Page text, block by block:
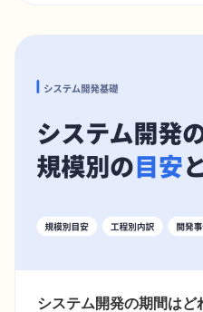
システム開発の期間は